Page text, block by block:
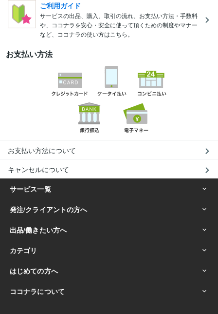
ご利用ガイド
サービスの出品、購入、取引の流れ、お支払い方法・手数料
や、ココナラを安心・安全に使って頂くための制度やマナー
など、ココナラの使い方はこちら。
お支払い方法
お支払い方法について
キャンセルについて